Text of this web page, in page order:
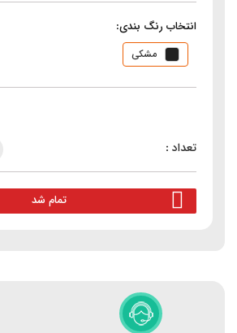
انتخاب رنگ بندی:
مشکی
تمام شد